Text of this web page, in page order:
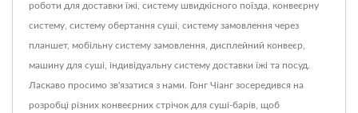
роботи для доставки їжі, систему швидкісного поїзда, конвеєрну
систему, систему обертання суші, систему замовлення через
планшет, мобільну систему замовлення, дисплейний конвеєр,
машину для суші, індивідуальну систему доставки їжі та посуд.
Ласкаво просимо зв'язатися з нами. Гонг Чіанг зосередився на
розробці різних конвеєрних стрічок для суші-барів, щоб